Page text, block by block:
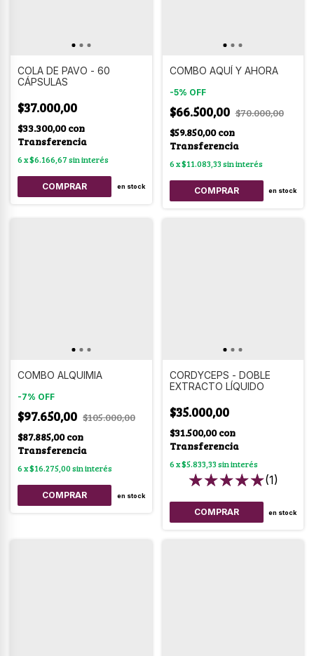
COLA DE PAVO - 60
CÁPSULAS
$37.000,00
$33.300,00con
Transferencia
6x$6.166,67sin interés
en stock
COMBO AQUÍ Y AHORA
-5% OFF
$66.500,00 $70.000,00
$59.850,00con
Transferencia
6x$11.083,33sin interés
en stock
COMBO ALQUIMIA
-7% OFF
$97.650,00 $105.000,00
$87.885,00con
Transferencia
6x$16.275,00sin interés
en stock
CORDYCEPS - DOBLE
EXTRACTO LÍQUIDO
$35.000,00
$31.500,00con
Transferencia
6x$5.833,33sin interés
(1)
en stock